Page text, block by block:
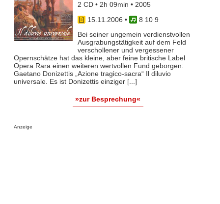
2 CD • 2h 09min • 2005
15.11.2006 •
8 10 9
Bei seiner ungemein verdienstvollen
Ausgrabungstätigkeit auf dem Feld
verschollener und vergessener
Opernschätze hat das kleine, aber feine britische Label
Opera Rara einen weiteren wertvollen Fund geborgen:
Gaetano Donizettis „Azione tragico-sacra“ Il diluvio
universale. Es ist Donizettis einziger [...]
»zur Besprechung«
Anzeige